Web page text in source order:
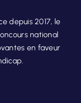
depuis 2017, le
national
en faveur